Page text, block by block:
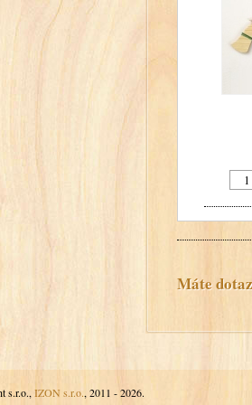
Máte
s.r.o., IZON s.r.o., 2011 - 2026.